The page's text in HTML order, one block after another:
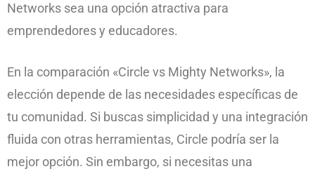
Networks sea una opción atractiva para
emprendedores y educadores.
En la comparación «Circle vs Mighty Networks», la
elección depende de las necesidades específicas de
tu comunidad. Si buscas simplicidad y una integración
fluida con otras herramientas, Circle podría ser la
mejor opción. Sin embargo, si necesitas una